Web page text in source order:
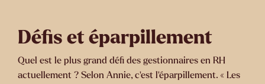
Défis et éparpillement
Quel est le plus grand défi des gestionnaires en RH
actuellement ? Selon Annie, c’est l’éparpillement. « Les